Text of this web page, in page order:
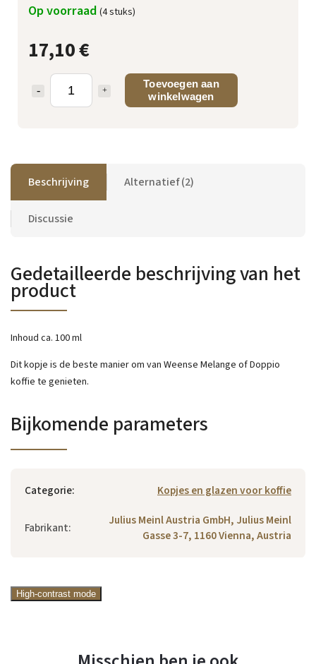
17,10 €
Toevoegen aan
winkelwagen
Op voorraad (4 stuks)
Beschrijving Alternatief (2)
Discussie
Gedetailleerde beschrijving van het
product
Inhoud ca. 100 ml
Dit kopje is de beste manier om van Weense Melange of Doppio
koffie te genieten.
Bijkomende parameters
Categorie: Kopjes en glazen voor koffie
Fabrikant:
Julius Meinl Austria GmbH, Julius Meinl
Gasse 3-7, 1160 Vienna, Austria
High-contrast mode